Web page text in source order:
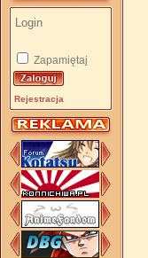
Zapamiętaj
Rejestracja